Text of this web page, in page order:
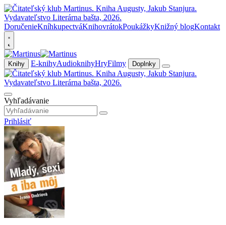
DoručenieKníhkupectváKnihovrátokPoukážkyKnižný blogKontakt
Knihy E-knihyAudioknihyHryFilmy Doplnky
Vyhľadávanie
Prihlásiť